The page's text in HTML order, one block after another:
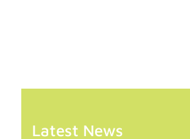
Latest News